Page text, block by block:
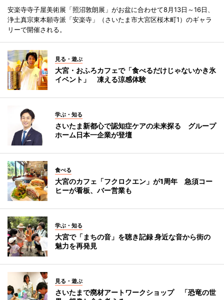
安楽寺寺子屋美術展「照沼敦朗展」がお盆に合わせて8月13日～16日、
浄土真宗東本願寺派「安楽寺」（さいたま市大宮区桜木町1）のギャラ
リーで開催される。
見る・遊ぶ
大宮・おふろカフェで「食べるだけじゃないかき氷
イベント」 凍える涼感体験
学ぶ・知る
さいたま新都心で認知症ケアの未来探る グループ
ホーム日本一企業が登壇
食べる
大宮のカフェ「フクロクエン」が1周年 急須コー
ヒーが看板、バー営業も
学ぶ・知る
大宮で「まちの音」を聴き記録 身近な音から街の
魅力を再発見
見る・遊ぶ
さいたまで廃材アートワークショップ 「恐竜の世